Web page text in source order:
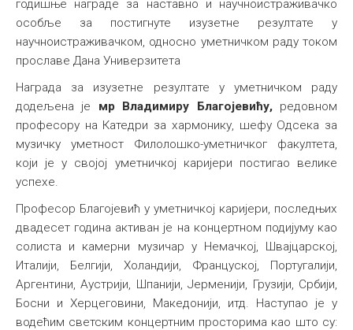
годишње награде за наставно и научноистраживачко
особље за постигнуте изузетне резултате у
научноистраживачком, односно уметничком раду током
прославе Дана Универзитета
Награда за изузетне резултате у уметничком раду
додељена је мр Владимиру Благојевићу,редовном
професору на Катедри за хармонику, шефу Одсека за
музичку уметност Филолошко-уметничког факултета,
који је у својој уметничкој каријери постигао велике
успехе.
Професор Благојевић у уметничкој каријери, последњих
двадесет година активан је на концертном подијуму као
солиста и камерни музичар у Немачкој, Швајцарској,
Италији, Белгији, Холандији, Француској, Португалији,
Аргентини, Аустрији, Шпанији, Јерменији, Грузији, Србији,
Босни и Херцеговини, Македонији, итд. Наступао је у
водећим светским концертним просторима као што су: